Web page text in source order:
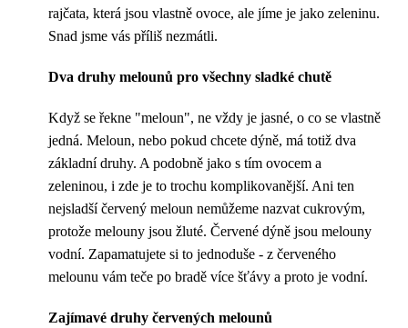
rajčata, která jsou vlastně ovoce, ale jíme je jako zeleninu.
Snad jsme vás příliš nezmátli.
Dva druhy melounů pro všechny sladké chutě
Když se řekne "meloun", ne vždy je jasné, o co se vlastně
jedná. Meloun, nebo pokud chcete dýně, má totiž dva
základní druhy. A podobně jako s tím ovocem a
zeleninou, i zde je to trochu komplikovanější. Ani ten
nejsladší červený meloun nemůžeme nazvat cukrovým,
protože melouny jsou žluté. Červené dýně jsou melouny
vodní. Zapamatujete si to jednoduše - z červeného
melounu vám teče po bradě více šťávy a proto je vodní.
Zajímavé druhy červených melounů